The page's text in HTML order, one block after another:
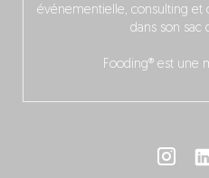
événementielle, consulting et
dans son sac
Fooding® est une